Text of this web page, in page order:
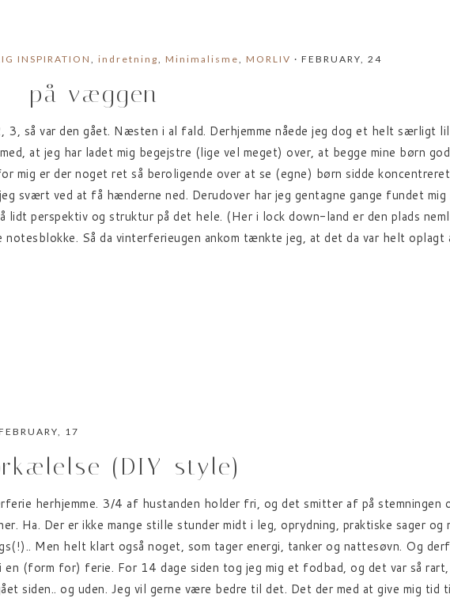
INSPIRATION, indretning, Minimalisme, MORLIV · FEBRUARY, 24
på væggen
så var den gået. Næsten i al fald. Derhjemme nåede jeg dog et helt særligt
at jeg har ladet mig begejstre (lige vel meget) over, at begge mine børn
mig er der noget ret så beroligende over at se (egne) børn sidde
svært ved at få hænderne ned. Derudover har jeg gentagne gange fundet
lidt perspektiv og struktur på det hele. (Her i lock down-land er den plads
notesblokke. Så da vinterferieugen ankom tænkte jeg, at det da var helt
17
(DIY-style)
herhjemme. 3/4 af hustanden holder fri, og det smitter af på stemningen
Ha. Der er ikke mange stille stunder midt i leg, oprydning, praktiske sager
Men helt klart også noget, som tager energi, tanker og nattesøvn. Og
(form for) ferie. For 14 dage siden tog jeg mig et fodbad, og det var så
siden.. og uden. Jeg vil gerne være bedre til det. Det der med at give mig